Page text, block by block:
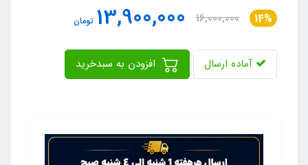
14%
16,000,000
13,900,000 تومان
آماده ارسال